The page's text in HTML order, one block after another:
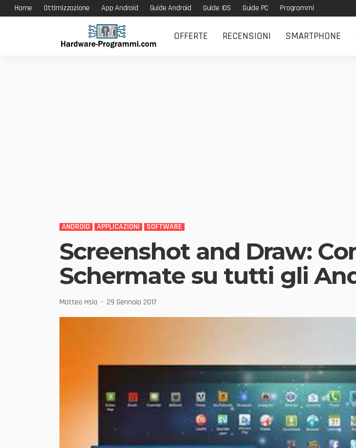
Home Ottimizzazione App Android Guide Android Guide IOS Guide PC Programmi
OFFERTE RECENSIONI SMARTPHONE
ANDROID APPLICAZIONI SOFTWARE
Screenshot and Draw:
Schermate su tutti gli
Matteo Hsia 29 Gennaio 2017